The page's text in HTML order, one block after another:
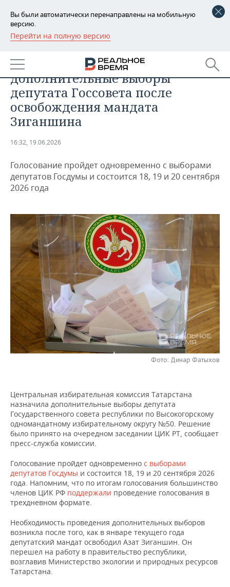
Вы были автоматически перенаправлены на мобильную
версию.
Перейти на полную версию
РЕГИОНЫ
БАШКОРТОСТАН
ТАТАРСТАН
УДМУРТИЯ
НОВОСТИ
АНАЛИТИКА
НОВОСТИ АНАЛИТИКИ
ВУЗЫ ТАТАРСТАНА
ТАТАРСТАНА
ЭКОНОМИКА
БАНКИ
ИНВЕСТИЦИИ
ПРОМЫШЛЕННОСТИ
АГРОПРОМ
НЕФТЕХИМИЯ
НЕФТЬ
ОПК
ЭНЕРГЕТИКА
НОВОСТИ НЕДВИЖИМОСТИ
АВТО
НОВОСТИ БИЗНЕСА
РОЗНИЧНАЯ ТОРГОВЛЯ
ТРАНСПОРТ
УСЛУГИ
ТЕХНОЛОГИИ
НОВОСТИ ТЕХНОЛОГИЙ
IT
МЕДИА
ТЕЛЕКОММУНИКАЦИИ
МЕРОПРИЯТИЯ
НОВОСТИ МЕРОПРИЯТИЙ
ВЫЕЗДНАЯ РЕДАКЦИЯ
БИЗНЕС-БРАНЧИ
ONLINE-КОНФЕРЕНЦИИ
СПОРТ
НОВОСТИ СПОРТА
ФУТБОЛ
ХОККЕЙ
ВОЛЕЙБОЛ
КИБЕРСПОРТ
ФИГУРНОЕ КАТАНИЕ
ВОДНЫЕ ВИДЫ СПОРТА
ХОККЕЙ С МЯЧОМ
ОБЩЕСТВО
НОВОСТИ ОБЩЕСТВА
ВЛАСТЬ
ИСТОРИЯ
КУЛЬТУРА
МЕДИЦИНА
ОБРАЗОВАНИЕ
ПРОИСШЕСТВИЯ
ФОТОГАЛЕРЕЯ
СЮЖЕТЫ
СПИСОК ПЕРСОН
СПИСОК КОМПАНИЙ
ПОЛНАЯ ВЕРСИЯ
В Татарстане назначили
дополнительные выборы
депутата Госсовета после
освобождения мандата
Зиганшина
16:32, 19.06.2026
Голосование пройдет одновременно с выборами
депутатов Госдумы и состоится 18, 19 и 20 сентября
2026 года
Фото: Динар Фатыхов
Центральная избирательная комиссия Татарстана
назначила дополнительные выборы депутата
Государственного совета республики по Высокогорскому
одномандатному избирательному округу №50. Решение
было принято на очередном заседании ЦИК РТ, сообщает
пресс-служба комиссии.
Голосование пройдет одновременно с выборами
депутатов Госдумы и состоится 18, 19 и 20 сентября 2026
года. Напомним, что по итогам голосования большинство
членов ЦИК РФ поддержали проведение голосования в
трехдневном формате.
Необходимость проведения дополнительных выборов
возникла после того, как в январе текущего года
депутатский мандат освободил Азат Зиганшин. Он
перешел на работу в правительство республики,
возглавив Министерство экологии и природных ресурсов
Татарстана.